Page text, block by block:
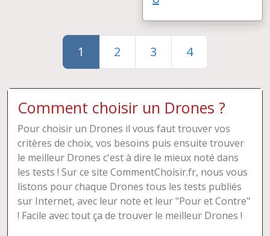
1 2 3 4
Comment choisir un Drones ?
Pour choisir un Drones il vous faut trouver vos
critères de choix, vos besoins puis ensuite trouver
le meilleur Drones c'est à dire le mieux noté dans
les tests ! Sur ce site CommentChoisir.fr, nous vous
listons pour chaque Drones tous les tests publiés
sur Internet, avec leur note et leur "Pour et Contre"
! Facile avec tout ça de trouver le meilleur Drones !